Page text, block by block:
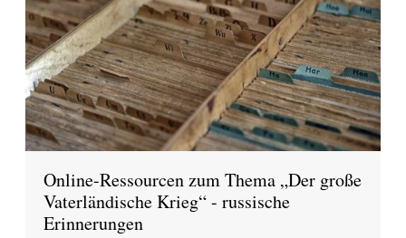
Online-Ressourcen zum Thema „Der große
Vaterländische Krieg“ - russische
Erinnerungen